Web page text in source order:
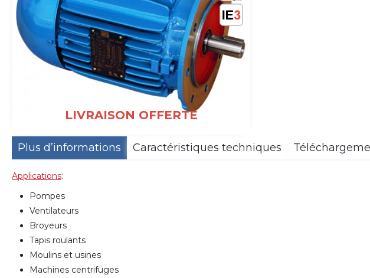
LIVRAISON OFFERTE
Plus d’informations Caractéristiques techniques
Applications:
Pompes
Ventilateurs
Broyeurs
Tapis roulants
Moulins et usines
Machines centrifuges